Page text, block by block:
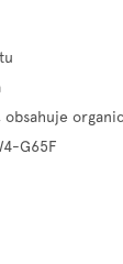
obsahuje
G65F